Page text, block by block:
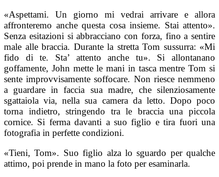
«Aspettami. Un giorno mi vedrai arrivare e allora
affronteremo anche questa cosa insieme. Stai attento».
Senza esitazioni si abbracciano con forza, fino a sentire
male alle braccia. Durante la stretta Tom sussurra: «Mi
fido di te. Sta’ attento anche tu». Si allontanano
goffamente, John mette le mani in tasca mentre Tom si
sente improvvisamente soffocare. Non riesce nemmeno
a guardare in faccia sua madre, che silenziosamente
sgattaiola via, nella sua camera da letto. Dopo poco
torna indietro, stringendo tra le braccia una piccola
cornice. Si ferma davanti a suo figlio e tira fuori una
fotografia in perfette condizioni.
«Tieni, Tom». Suo figlio alza lo sguardo per qualche
attimo, poi prende in mano la foto per esaminarla.